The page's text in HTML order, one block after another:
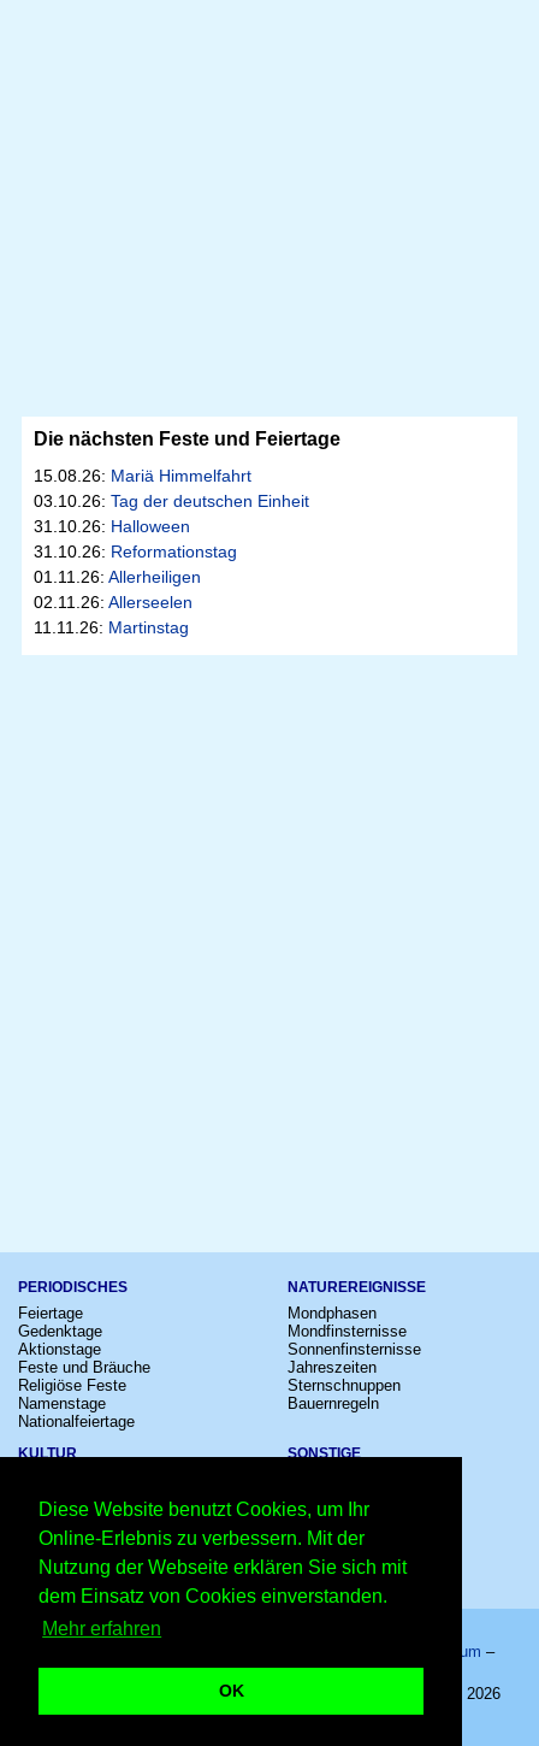
Diese Website benutzt Cookies, um Ihr
Online-Erlebnis zu verbessern. Mit der
Nutzung der Webseite erklären Sie sich mit
dem Einsatz von Cookies einverstanden.
Mehr erfahren
OK
Die nächsten Feste und Feiertage
15.08.26: Mariä Himmelfahrt
03.10.26: Tag der deutschen Einheit
31.10.26: Halloween
31.10.26: Reformationstag
01.11.26: Allerheiligen
02.11.26: Allerseelen
11.11.26: Martinstag
PERIODISCHES
Feiertage
Gedenktage
Aktionstage
Feste und Bräuche
Religiöse Feste
Namenstage
Nationalfeiertage
NATUREREIGNISSE
Mondphasen
Mondfinsternisse
Sonnenfinsternisse
Jahreszeiten
Sternschnuppen
Bauernregeln
KULTUR
Kinostarts
Festivals
Großevents
Comedy
Shows
SONSTIGE
Sternzeichen
Schalttage
Wahltage
Erinnerungen
Volksfeste
Impressum –
Datenschutzhinweis–Kontakt
Internationaler Anti-Diät-Tag 2027 - 06.05.2027 – Copyright © 2026
Kleiner Kalender